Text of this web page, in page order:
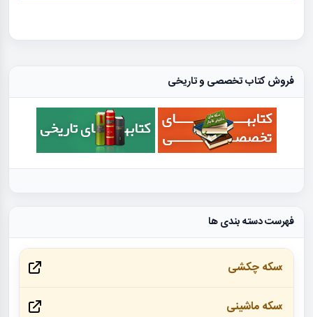
فروش کتاب تخصصی و تاریخی
فهرست دسته بندی ها
سکه چکشی
سکه ماشینی